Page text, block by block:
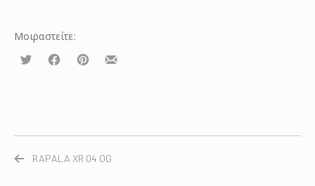
Μοιραστείτε:
Τουίτα ΜοιραστείτεΜοιραστείτεΜοιραστείτε
RAPALA XR 04 OG